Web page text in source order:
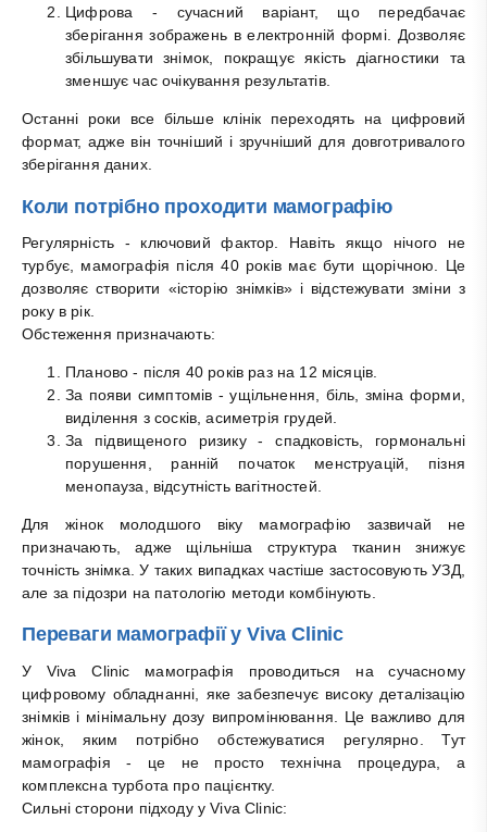
Цифрова - сучасний варіант, що передбачає
зберігання зображень в електронній формі. Дозволяє
збільшувати знімок, покращує якість діагностики та
зменшує час очікування результатів.
Останні роки все більше клінік переходять на цифровий
формат, адже він точніший і зручніший для довготривалого
зберігання даних.
Коли потрібно проходити мамографію
Регулярність - ключовий фактор. Навіть якщо нічого не
турбує, мамографія після 40 років має бути щорічною. Це
дозволяє створити «історію знімків» і відстежувати зміни з
року в рік.
Обстеження призначають:
Планово - після 40 років раз на 12 місяців.
За появи симптомів - ущільнення, біль, зміна форми,
виділення з сосків, асиметрія грудей.
За підвищеного ризику - спадковість, гормональні
порушення, ранній початок менструацій, пізня
менопауза, відсутність вагітностей.
Для жінок молодшого віку мамографію зазвичай не
призначають, адже щільніша структура тканин знижує
точність знімка. У таких випадках частіше застосовують УЗД,
але за підозри на патологію методи комбінують.
Переваги мамографії у Viva Clinic
У Viva Clinic мамографія проводиться на сучасному
цифровому обладнанні, яке забезпечує високу деталізацію
знімків і мінімальну дозу випромінювання. Це важливо для
жінок, яким потрібно обстежуватися регулярно. Тут
мамографія - це не просто технічна процедура, а
комплексна турбота про пацієнтку.
Сильні сторони підходу у Viva Clinic: